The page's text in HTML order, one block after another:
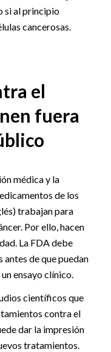
si al principio
cancerosas.
el
fuera
médica y la
de los
trabajan para
Por ello, hacen
La FDA debe
de que puedan
ensayo clínico.
científicos que
contra el
dar la impresión
tratamientos.